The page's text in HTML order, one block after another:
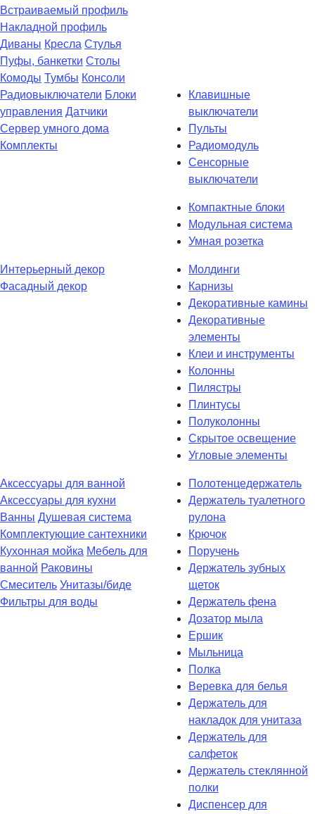
Встраиваемый профиль
Накладной профиль
Диваны Кресла Стулья
Пуфы, банкетки Столы
Комоды Тумбы Консоли
Радиовыключатели Блоки
управления Датчики
Сервер умного дома
Комплекты
Клавишные
выключатели
Пульты
Радиомодуль
Сенсорные
выключатели
Компактные блоки
Модульная система
Умная розетка
Интерьерный декор
Фасадный декор
Молдинги
Карнизы
Декоративные камины
Декоративные
элементы
Клеи и инструменты
Колонны
Пилястры
Плинтусы
Полуколонны
Скрытое освещение
Угловые элементы
Аксессуары для ванной
Аксессуары для кухни
Ванны Душевая система
Комплектующие сантехники
Кухонная мойка Мебель для
ванной Раковины
Смеситель Унитазы/биде
Фильтры для воды
Полотенцедержатель
Держатель туалетного
рулона
Крючок
Поручень
Держатель зубных
щеток
Держатель фена
Дозатор мыла
Eршик
Мыльница
Полка
Веревка для белья
Держатель для
накладок для унитаза
Держатель для
салфеток
Держатель стеклянной
полки
Диспенсер для